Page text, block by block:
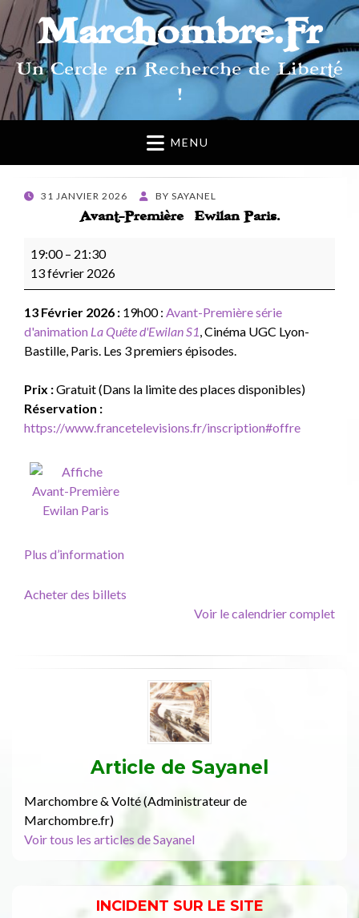
Marchombre.Fr
Un Cercle en Recherche de Liberté
!
MENU
POSTED
31 JANVIER 2026 BY SAYANEL
Avant-Première Ewilan Paris.
Avant-
Première Ewilan
19:00 – 21:30
13 février 2026
13 Février 2026 : 19h00 : Avant-Première série
d'animation La Quête d'Ewilan S1, Cinéma UGC Lyon-
Bastille, Paris. Les 3 premiers épisodes.
Prix :Gratuit (Dans la limite des places disponibles)
Réservation :
https://www.francetelevisions.fr/inscription#offre
Plus d’information
Acheter des billets
Voir le calendrier complet
Article de Sayanel
Marchombre & Volté (Administrateur de
Marchombre.fr)
Voir tous les articles de Sayanel
INCIDENT SUR LE SITE